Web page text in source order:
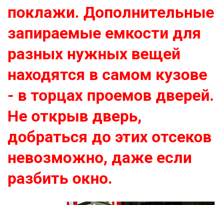
поклажи. Дополнительные
запираемые емкости для
разных нужных вещей
находятся в самом кузове
- в торцах проемов дверей.
Не открыв дверь,
добраться до этих отсеков
невозможно, даже если
разбить окно.